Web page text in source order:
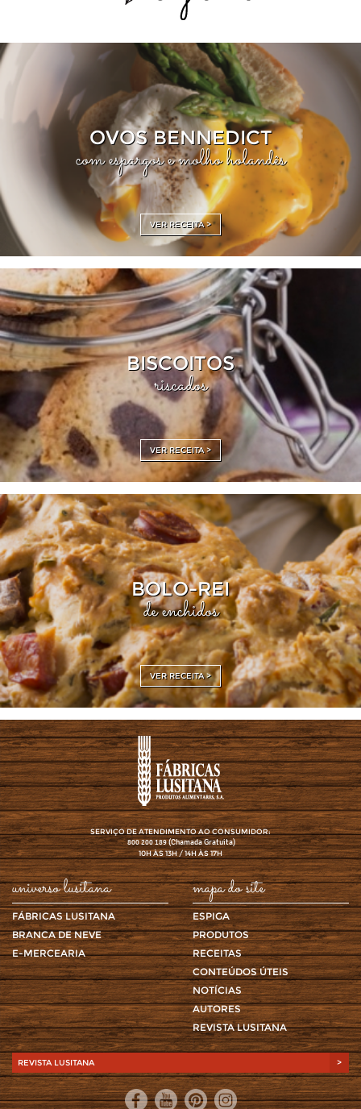
OVOS BENNEDICT
com espargos e molho holandês
VER RECEITA >
BISCOITOS
riscados
VER RECEITA >
BOLO-REI
de enchidos
VER RECEITA >
SERVIÇO DE ATENDIMENTO AO CONSUMIDOR:
800 200 189(Chamada Gratuita)
10H ÀS 13H / 14H ÀS 17H
universo lusitana
FÁBRICAS LUSITANA
BRANCA DE NEVE
E-MERCEARIA
mapa do site
ESPIGA
PRODUTOS
RECEITAS
CONTEÚDOS ÚTEIS
NOTÍCIAS
AUTORES
REVISTA LUSITANA
REVISTA LUSITANA >